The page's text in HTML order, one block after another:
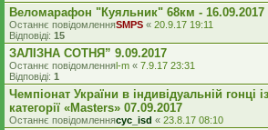
Веломарафон "Куяльник" 68км - 16.09.2017
Останнє повідомленняSMPS « 20.9.17 19:11
Відповіді: 15
ЗАЛІЗНА СОТНЯ” 9.09.2017
Останнє повідомленняl-m « 7.9.17 23:31
Відповіді: 1
Чемпіонат України в індивідуальній гонці
категорії «Masters» 07.09.2017
Останнє повідомленняcyc_isd « 23.8.17 08:10